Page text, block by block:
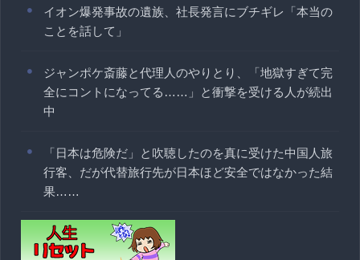
イオン爆発事故の遺族、社長発言にブチギレ「本当の
ことを話して」
ジャンポケ斎藤と代理人のやりとり、「地獄すぎて完
全にコントになってる……」と衝撃を受ける人が続出
中
「日本は危険だ」と吹聴したのを真に受けた中国人旅
行客、だが代替旅行先が日本ほど安全ではなかった結
果……